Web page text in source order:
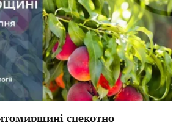
спекотно